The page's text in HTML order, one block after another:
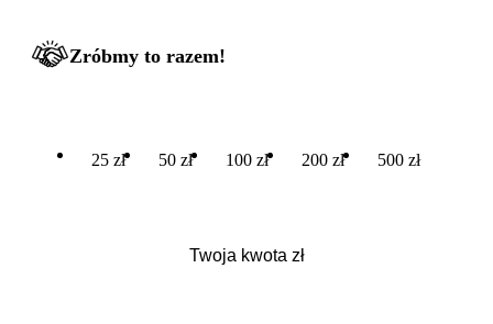
Zróbmy to razem!
25 zł 50 zł 100 zł 200 zł 500 zł